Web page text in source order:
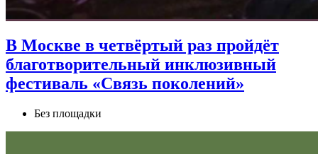
В Москве в четвёртый раз пройдёт
благотворительный инклюзивный
фестиваль «Связь поколений»
Без площадки